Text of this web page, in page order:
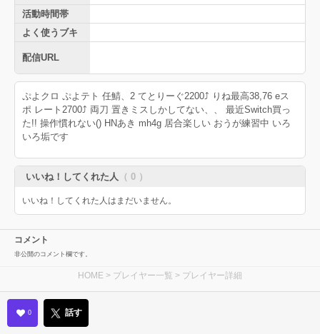
活動時間帯
よく使うブキ
配信URL
ぷよクロ ぷよテト 任鯖、2 てとりーぐ2200⤴︎︎︎ りね最高38,76 eス
ポ レート2700⤴︎︎︎ 両刀 置きミスしかしてない、、 最近Switch買っ
た!! 操作慣れない() HNあき mh4g 居合楽しい おうが練習中 いろ
いろ垢です
いいね！してくれた人 （ 0 ）
いいね！してくれた人はまだいません。
コメント
非公開のコメント欄です。
HOME > プレイヤー一覧 > プレイヤー詳細
0 話す